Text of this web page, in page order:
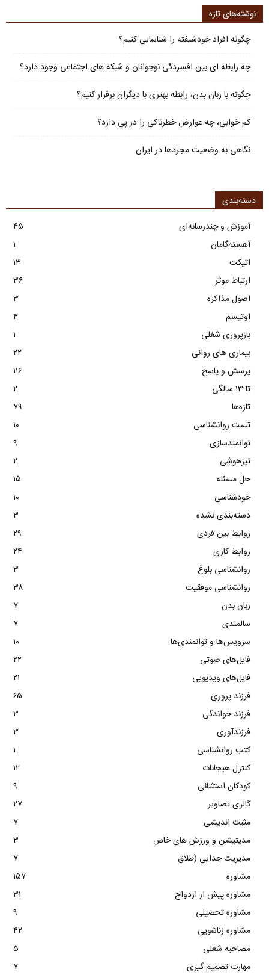
نوشته‌های تازه
چگونه افراد خودشیفته را شناسایی کنیم؟
چه رابطه ای بین افسردگی نوجوانان و شبکه های اجتماعی وجود دارد؟
چگونه با زبان بدن، رابطه بهتری با دیگران برقرار کنیم؟
کم خوابی، چه عوارض خطرناکی را در پی دارد؟
نگاهی به وضعیت مجردها در ایران
دسته‌بندی
آموزش و چندرسانه‌ای
۴۵
آهسته‌گامان
۱
اتیکت
۱۳
ارتباط موثر
۳۶
اصول مذاکره
۳
اوتیسم
۴
بازپروری شغلی
۱
بیماری های روانی
۲۲
پرسش و پاسخ
۱۱۶
تا ۱۳ سالگی
۲
تازه‌ها
۷۹
تست روانشناسی
۱۰
توانمندسازی
۹
تیزهوشی
۲
حل مسئله
۱۵
خودشناسی
۱۰
دسته‌بندی نشده
۳
روابط بین فردی
۲۹
روابط کاری
۲۴
روانشناسی بلوغ
۳
روانشناسی موفقیت
۳۸
زبان بدن
۷
سالمندی
۷
سرویس‌ها و توانمندی‌ها
۱۰
فایل‌های صوتی
۲۲
فایل‌های ویدیویی
۲۱
فرزند پروری
۶۵
فرزند خواندگی
۳
فرزندآوری
۳
کتب روانشناسی
۱
کنترل هیجانات
۱۲
کودکان استثنائی
۹
گالری تصاویر
۲۷
مثبت اندیشی
۷
مدیتیشن و ورزش های خاص
۳
مدیریت جدایی (طلاق
۷
مشاوره
۱۵۷
مشاوره پیش از ازدواج
۳۱
مشاوره تحصیلی
۹
مشاوره زناشویی
۴۲
مصاحبه شغلی
۵
مهارت تصمیم گیری
۷